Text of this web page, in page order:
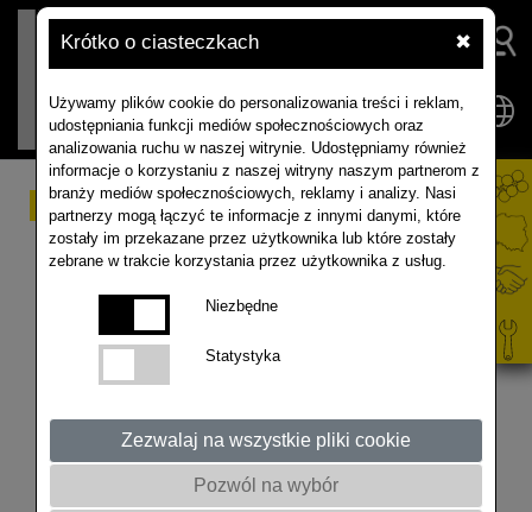
Krótko o ciasteczkach ✖
Używamy plików cookie do personalizowania treści i reklam,
udostępniania funkcji mediów społecznościowych oraz
analizowania ruchu w naszej witrynie. Udostępniamy również
informacje o korzystaniu z naszej witryny naszym partnerom z
branży mediów społecznościowych, reklamy i analizy. Nasi
partnerzy mogą łączyć te informacje z innymi danymi, które
zostały im przekazane przez użytkownika lub które zostały
zebrane w trakcie korzystania przez użytkownika z usług.
Niezbędne
Statystyka
Zezwalaj na wszystkie pliki cookie
Pozwól na wybór
AKADEMIA RZEPAKU
2024 - online. Wykład
prof Marka Korbasa z
Instytutu Ochrony Roślin
w Poznaniu
Temat: Aktualna sytuacja na polach rzepaku oraz
możliwości ochrony roślin w sezonie 2023/2024